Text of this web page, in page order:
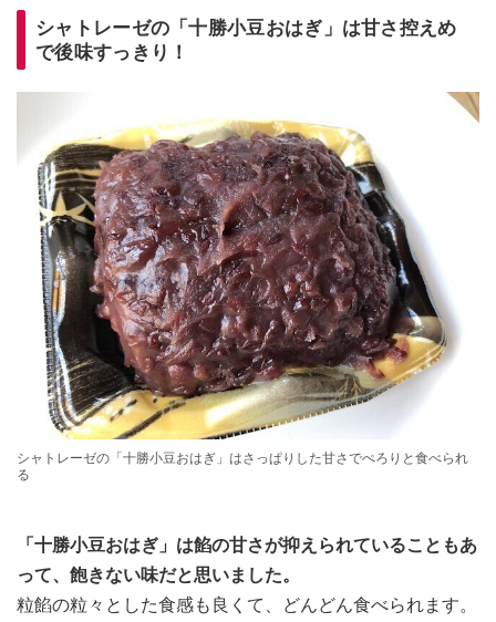
シャトレーゼの「十勝小豆おはぎ」は甘さ控えめ
で後味すっきり！
シャトレーゼの「十勝小豆おはぎ」はさっぱりした甘さでぺろりと食べられ
る
「十勝小豆おはぎ」は餡の甘さが抑えられていることもあ
って、飽きない味だと思いました。
粒餡の粒々とした食感も良くて、どんどん食べられます。